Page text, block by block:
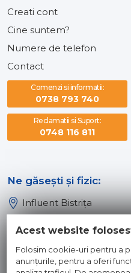
Creati cont
Cine suntem?
Numere de telefon
Contact
Comenzi si informatii:
0738 793 740
Reclamatii si Suport:
0748 116 811
Ne găsești și fizic:
Influent Bistrița
Influent Dej
Acest website
Folosim cookie-uri pentru a
anunțurile, pentru a oferi